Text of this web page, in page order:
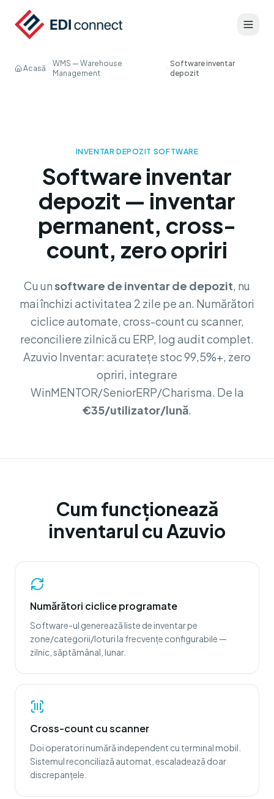
Acasă
WMS — Warehouse
Management
Software inventar
depozit
INVENTAR DEPOZIT SOFTWARE
Software inventar
depozit — inventar
permanent, cross-
count, zero opriri
Cu unsoftware de inventar de depozit, nu
mai închizi activitatea 2 zile pe an. Numărători
ciclice automate, cross-count cu scanner,
reconciliere zilnică cu ERP, log audit complet.
Azuvio Inventar: acuratețe stoc 99,5%+, zero
opriri, integrare
WinMENTOR/SeniorERP/Charisma. De la
€35/utilizator/lună.
Cum funcționează
inventarul cu Azuvio
Numărători ciclice programate
Software-ul generează liste de inventar pe
zone/categorii/loturi la frecvențe configurabile —
zilnic, săptămânal, lunar.
Cross-count cu scanner
Doi operatori numără independent cu terminal mobil.
Sistemul reconciliază automat, escaladează doar
discrepanțele.